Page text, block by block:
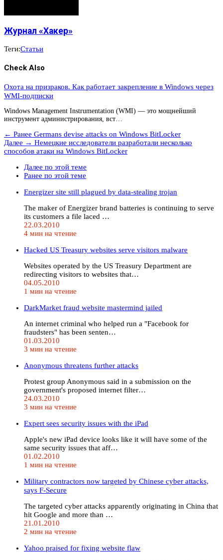
Журнал «Хакер»
Теги:Статьи
Check Also
Охота на призраков. Как работает закрепление в Windows через
WMI-подписки
Windows Management Instrumentation (WMI) — это мощнейший
инструмент администрирования, вст…
← Ранее Germans devise attacks on Windows BitLocker
Далее → Немецкие исследователи разработали несколько
способов атаки на Windows BitLocker
Далее по этой теме
Ранее по этой теме
Energizer site still plagued by data-stealing trojan
The maker of Energizer brand batteries is continuing to serve
its customers a file laced …
22.03.2010
4 мин на чтение
Hacked US Treasury websites serve visitors malware
Websites operated by the US Treasury Department are
redirecting visitors to websites that…
04.05.2010
1 мин на чтение
DarkMarket fraud website mastermind jailed
An internet criminal who helped run a "Facebook for
fraudsters" has been senten…
01.03.2010
3 мин на чтение
Anonymous threatens further attacks
Protest group Anonymous said in a submission on the
government's proposed internet filter…
24.03.2010
3 мин на чтение
Expert sees security issues with the iPad
Apple's new iPad device looks like it will have some of the
same security issues that aff…
01.02.2010
1 мин на чтение
Military contractors now targeted by Chinese cyber attacks,
says F-Secure
The targeted cyber attacks apparently originating in China that
hit Google and more than …
21.01.2010
2 мин на чтение
Yahoo praised for fixing website flaw